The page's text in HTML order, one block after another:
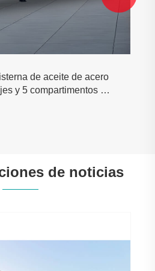
de aceite de acero
y 5 compartimentos de
de noticias